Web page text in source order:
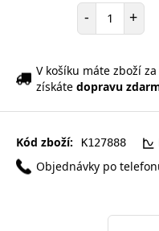
- Počet+
V košíku máte zboží za
získáte dopravu
Kód zboží: K127888
Objednávky po